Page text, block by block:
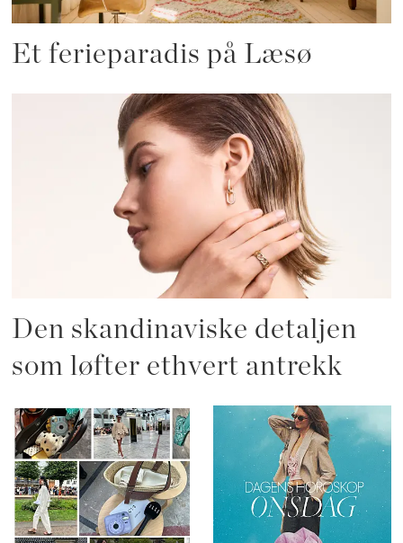
Et ferieparadis på Læsø
Den skandinaviske detaljen
som løfter ethvert antrekk